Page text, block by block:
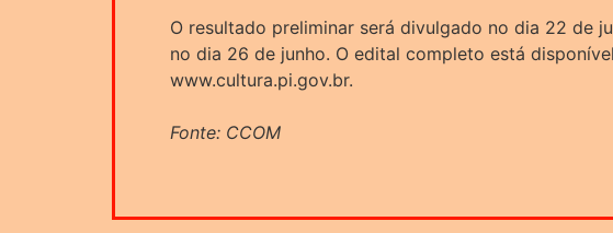
O resultado preliminar será divulgado no dia 22 de
no dia 26 de junho. O edital completo está
www.cultura.pi.gov.br.
Fonte: CCOM